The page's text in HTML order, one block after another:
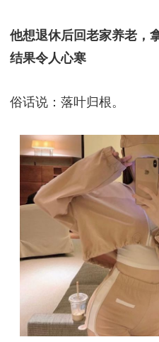
他想退休后回老家养老，
结果令人心寒
俗话说：落叶归根。